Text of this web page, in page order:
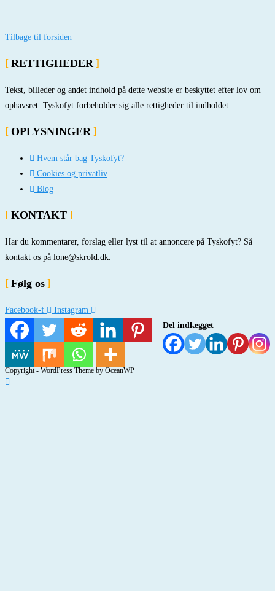
Tilbage til forsiden
RETTIGHEDER
Tekst, billeder og andet indhold på dette website er beskyttet efter lov om
ophavsret. Tyskofyt forbeholder sig alle rettigheder til indholdet.
OPLYSNINGER
Hvem står bag Tyskofyt?
Cookies og privatliv
Blog
KONTAKT
Har du kommentarer, forslag eller lyst til at annoncere på Tyskofyt? Så
kontakt os på lone@skrold.dk.
Følg os
Facebook-f
Instagram
Del indlægget
Copyright - WordPress Theme by OceanWP